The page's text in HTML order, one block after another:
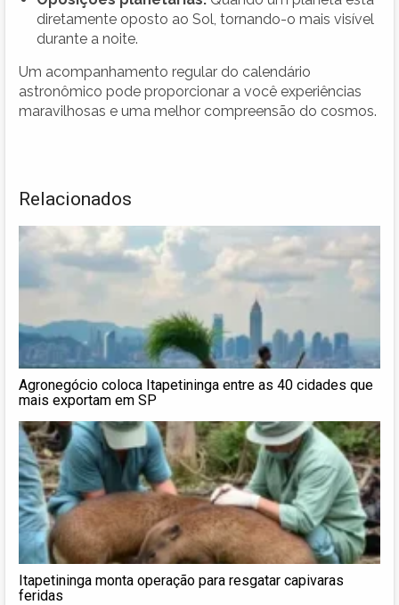
diretamente oposto ao Sol, tornando-o mais visível
durante a noite.
Um acompanhamento regular do calendário
astronômico pode proporcionar a você experiências
maravilhosas e uma melhor compreensão do cosmos.
Relacionados
Agronegócio coloca Itapetininga entre as 40 cidades que
mais exportam em SP
Itapetininga monta operação para resgatar capivaras
feridas